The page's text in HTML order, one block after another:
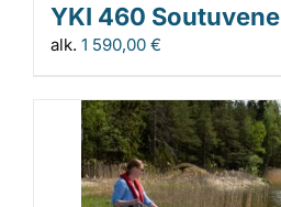
YKI 460 Soutuvene
alk. 1 590,00 €